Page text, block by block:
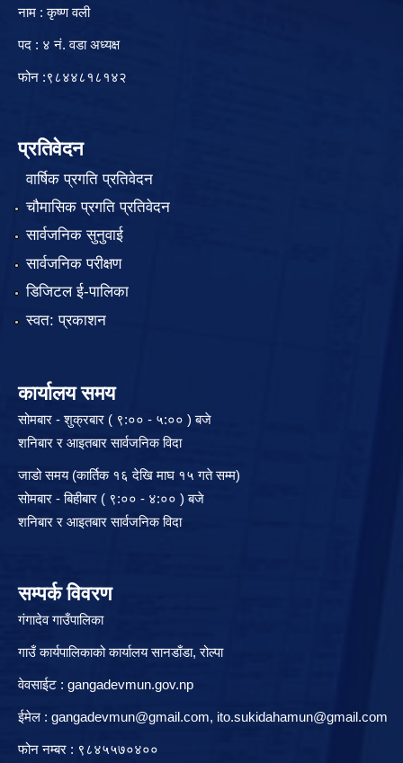
नाम : कृष्ण वली
पद : ४ नं. वडा अध्यक्ष
फोन :९८४४८१८१४२
प्रतिवेदन
वार्षिक प्रगति प्रतिवेदन
चौमासिक प्रगति प्रतिवेदन
सार्वजनिक सुनुवाई
सार्वजनिक परीक्षण
डिजिटल ई-पालिका
स्वत: प्रकाशन
कार्यालय समय
सोमबार - शुक्रबार ( ९:०० - ५:०० ) बजे
शनिबार र आइतबार सार्वजनिक विदा
जाडो समय (कार्तिक १६ देखि माघ १५ गते सम्म)
सोमबार - बिहीबार ( ९:०० - ४:०० ) बजे
शनिबार र आइतबार सार्वजनिक विदा
सम्पर्क विवरण
गंगादेव गाउँपालिका
गाउँ कार्यपालिकाको कार्यालय सानडाँडा, रो‍‍ल्पा
वेवसाईट : gangadevmun.gov.np
ईमेल : gangadevmun@gmail.com, ito.sukidahamun@gmail.com
फोन नम्बर : ९८४५५७०४००